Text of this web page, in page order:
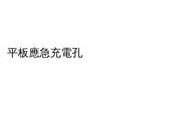
平板應急充電孔